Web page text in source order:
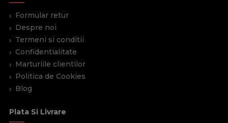
Formular retur
Despre noi
Termeni si conditii
Confidentialitate
Marturiile clientilor
Politica de Cookies
Blog
Plata Si Livrare